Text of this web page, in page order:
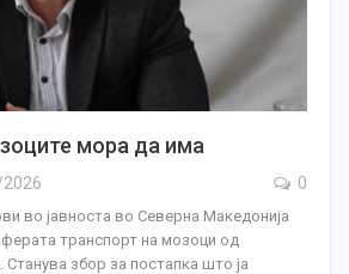
мора да има
0
во јавноста во Северна Македонија
транспорт на мозоци од
Станува збор за постапка што ја